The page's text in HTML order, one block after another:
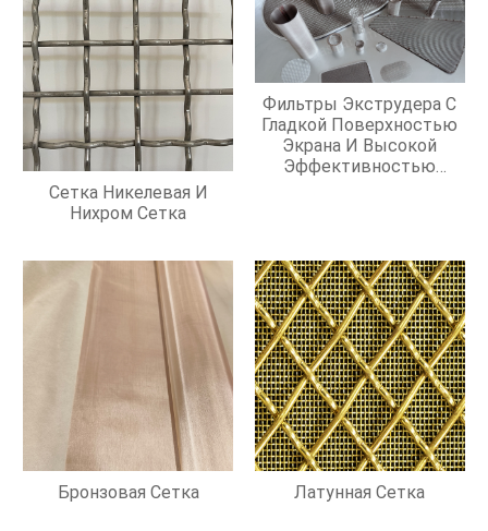
Сетка Никелевая И
Нихром Сетка
Фильтры Экструдера С
Гладкой Поверхностью
Экрана И Высокой
Эффективностью
Бронзовая Сетка Латунная Сетка